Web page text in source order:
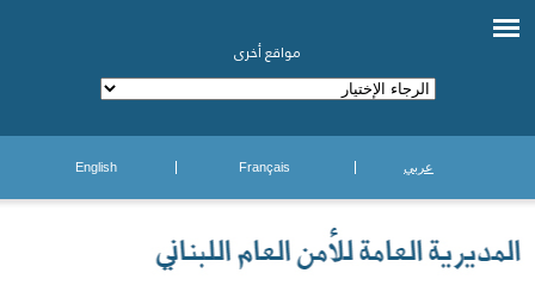
مواقع أخرى
عربي Français
English